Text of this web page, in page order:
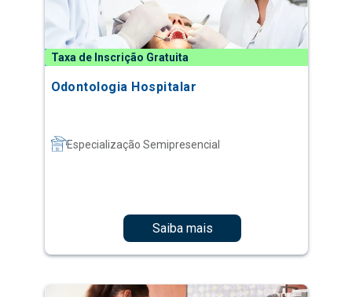
Taxa de Inscrição Gratuita
Odontologia Hospitalar
Especialização Semipresencial
Saiba mais